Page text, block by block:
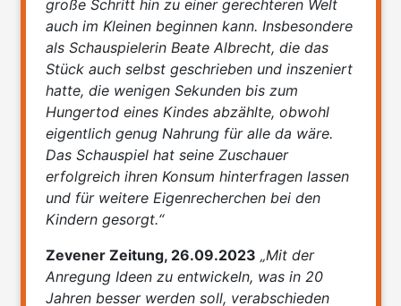
große Schritt hin zu einer gerechteren Welt
auch im Kleinen beginnen kann. Insbesondere
als Schauspielerin Beate Albrecht, die das
Stück auch selbst geschrieben und inszeniert
hatte, die wenigen Sekunden bis zum
Hungertod eines Kindes abzählte, obwohl
eigentlich genug Nahrung für alle da wäre.
Das Schauspiel hat seine Zuschauer
erfolgreich ihren Konsum hinterfragen lassen
und für weitere Eigenrecherchen bei den
Kindern gesorgt.“
Zevener Zeitung, 26.09.2023 „Mit der
Anregung Ideen zu entwickeln, was in 20
Jahren besser werden soll, verabschieden